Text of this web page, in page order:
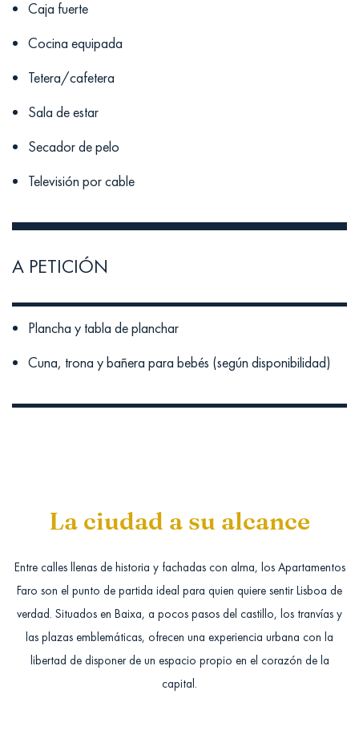
Caja fuerte
Cocina equipada
Tetera/cafetera
Sala de estar
Secador de pelo
Televisión por cable
A PETICIÓN
Plancha y tabla de planchar
Cuna, trona y bañera para bebés (según disponibilidad)
La ciudad a su alcance
Entre calles llenas de historia y fachadas con alma, los Apartamentos
Faro son el punto de partida ideal para quien quiere sentir Lisboa de
verdad. Situados en Baixa, a pocos pasos del castillo, los tranvías y
las plazas emblemáticas, ofrecen una experiencia urbana con la
libertad de disponer de un espacio propio en el corazón de la
capital.